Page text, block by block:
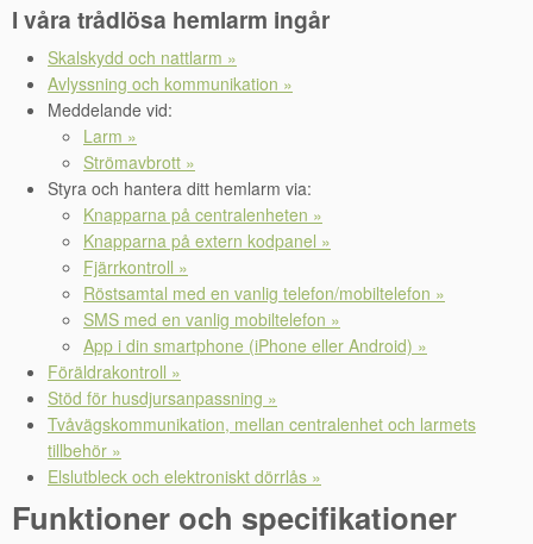
I våra trådlösa hemlarm ingår
Skalskydd och nattlarm »
Avlyssning och kommunikation »
Meddelande vid:
Larm »
Strömavbrott »
Styra och hantera ditt hemlarm via:
Knapparna på centralenheten »
Knapparna på extern kodpanel »
Fjärrkontroll »
Röstsamtal med en vanlig telefon/mobiltelefon »
SMS med en vanlig mobiltelefon »
App i din smartphone (iPhone eller Android) »
Föräldrakontroll »
Stöd för husdjursanpassning »
Tvåvägskommunikation, mellan centralenhet och larmets
tillbehör »
Elslutbleck och elektroniskt dörrlås »
Funktioner och specifikationer